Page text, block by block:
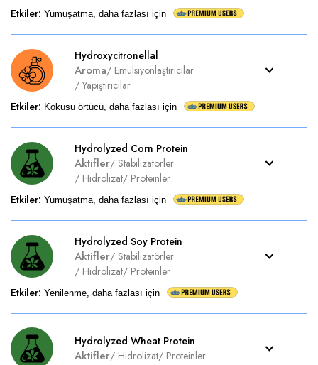
Etkiler: Yumuşatma, daha fazlası için
Hydroxycitronellal
Aroma/ Emülsiyonlaştırıcılar
/ Yapıştırıcılar
Etkiler: Kokusu örtücü, daha fazlası için
Hydrolyzed Corn Protein
Aktifler/ Stabilizatörler
/ Hidrolizat/ Proteinler
Etkiler: Yumuşatma, daha fazlası için
Hydrolyzed Soy Protein
Aktifler/ Stabilizatörler
/ Hidrolizat/ Proteinler
Etkiler: Yenilenme, daha fazlası için
Hydrolyzed Wheat Protein
Aktifler/ Hidrolizat/ Proteinler